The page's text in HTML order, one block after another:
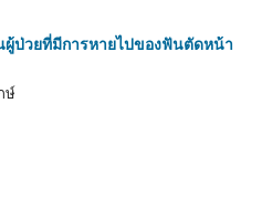
ป่วยที่มีการหายไปของฟันตัดหน้า
ษ์